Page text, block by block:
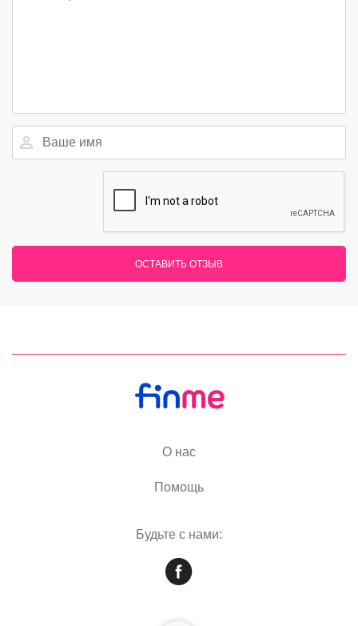
ОСТАВИТЬ ОТЗЫВ
О нас
Помощь
Будьте с нами: